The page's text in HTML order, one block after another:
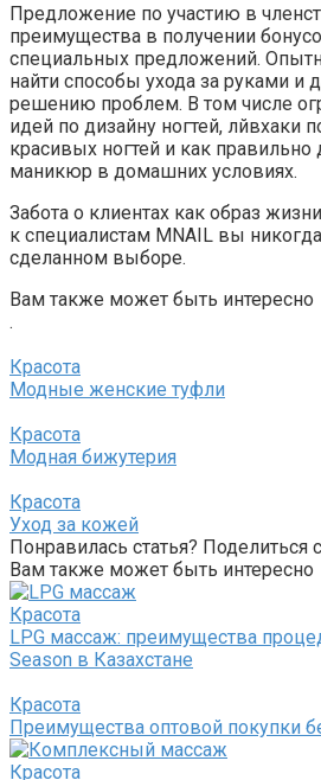
Предложение по участию в
преимущества в получении
специальных предложений.
найти способы ухода за руками и
решению проблем. В том числе
идей по дизайну ногтей, лйвхаки
красивых ногтей и как правильно
маникюр в домашних условиях.
Забота о клиентах как образ
к специалистам MNAIL вы
сделанном выборе.
Вам также может быть интересно
.
Красота
Модные женские туфли
Красота
Модная бижутерия
Красота
Уход за кожей
Понравилась статья? Поделиться
Вам также может быть интересно
Красота
LPG массаж: преимущества
Season в Казахстане
Красота
Преимущества оптовой покупки
Красота